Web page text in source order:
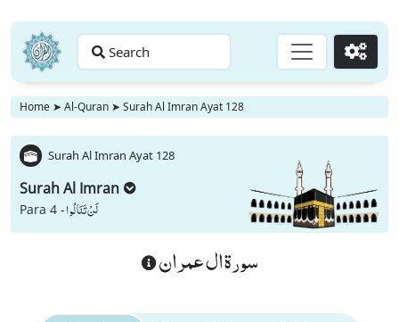
Search Go
Home ➤ Al-Quran ➤ Surah Al Imran Ayat 128
Surah Al Imran Ayat 128
Surah Al Imran
Para 4 -لَنْ تَنَالُوا
سورة ال عمران